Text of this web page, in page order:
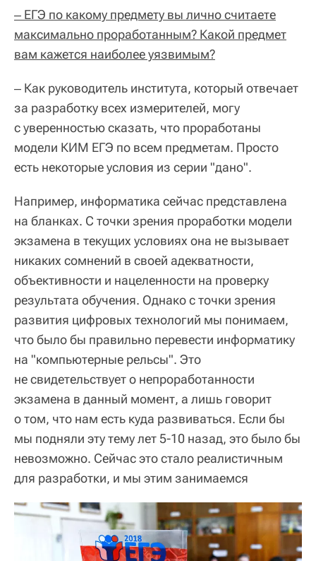
‒ ЕГЭ по какому предмету вы лично считаете
максимально проработанным? Какой предмет
вам кажется наиболее уязвимым?
‒ Как руководитель института, который отвечает
за разработку всех измерителей, могу
с уверенностью сказать, что проработаны
модели КИМ ЕГЭ по всем предметам. Просто
есть некоторые условия из серии "дано".
Например, информатика сейчас представлена
на бланках. С точки зрения проработки модели
экзамена в текущих условиях она не вызывает
никаких сомнений в своей адекватности,
объективности и нацеленности на проверку
результата обучения. Однако с точки зрения
развития цифровых технологий мы понимаем,
что было бы правильно перевести информатику
на "компьютерные рельсы". Это
не свидетельствует о непроработанности
экзамена в данный момент, а лишь говорит
о том, что нам есть куда развиваться. Если бы
мы подняли эту тему лет 5-10 назад, это было бы
невозможно. Сейчас это стало реалистичным
для разработки, и мы этим занимаемся